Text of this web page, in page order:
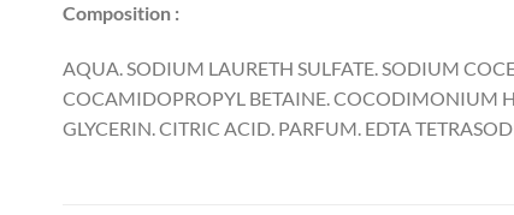
Composition :
AQUA. SODIUM LAURETH SULFATE. SODIUM
COCAMIDOPROPYL BETAINE. COCODIMONIUM
GLYCERIN. CITRIC ACID. PARFUM. EDTA